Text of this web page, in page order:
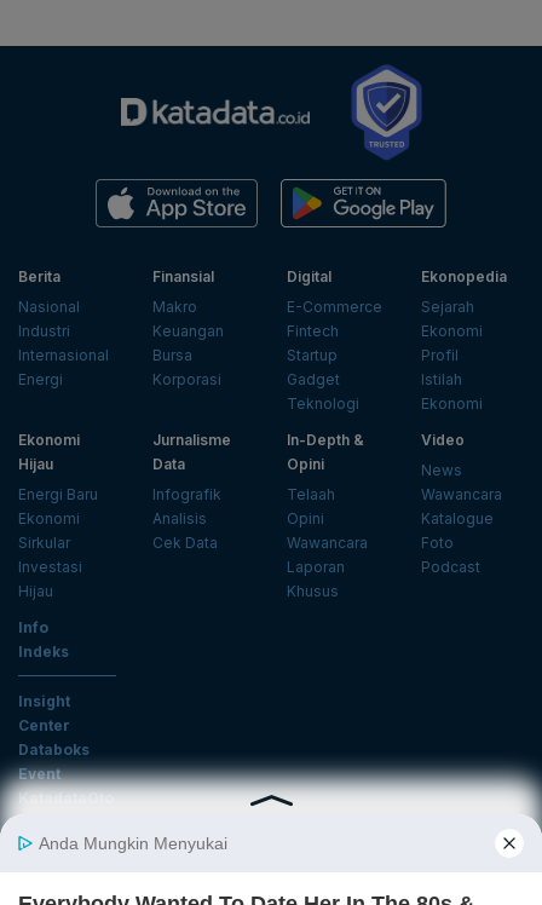
Berita
Nasional
Industri
Internasional
Energi
Finansial
Makro
Keuangan
Bursa
Korporasi
Digital
E-Commerce
Fintech
Startup
Gadget
Teknologi
Ekonopedia
Sejarah
Ekonomi
Profil
Istilah
Ekonomi
Ekonomi
Hijau
Energi Baru
Ekonomi
Sirkular
Investasi
Hijau
Jurnalisme
Data
Infografik
Analisis
Cek Data
In-Depth &
Opini
Telaah
Opini
Wawancara
Laporan
Khusus
Video
News
Wawancara
Katalogue
Foto
Podcast
Info
Indeks
Insight
Center
Databoks
Event
KatadataOto
Email